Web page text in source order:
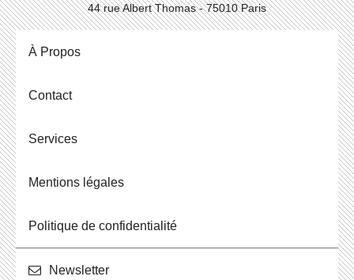
44 rue Albert Thomas - 75010 Paris
À Propos
Contact
Ser­vices
Men­tions légales
Po­li­tique de confidentialité
News­let­ter